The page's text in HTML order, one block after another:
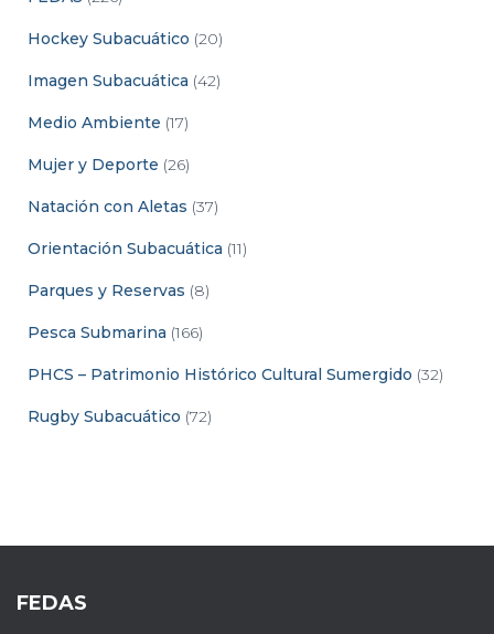
Hockey Subacuático (20)
Imagen Subacuática (42)
Medio Ambiente (17)
Mujer y Deporte (26)
Natación con Aletas (37)
Orientación Subacuática (11)
Parques y Reservas (8)
Pesca Submarina (166)
PHCS – Patrimonio Histórico Cultural Sumergido (32)
Rugby Subacuático (72)
FEDAS